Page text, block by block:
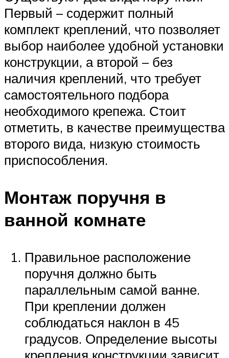
Первый – содержит полный
комплект креплений, что позволяет
выбор наиболее удобной установки
конструкции, а второй – без
наличия креплений, что требует
самостоятельного подбора
необходимого крепежа. Стоит
отметить, в качестве преимущества
второго вида, низкую стоимость
приспособления.
Монтаж поручня в
ванной комнате
Правильное расположение
поручня должно быть
параллельным самой ванне.
При креплении должен
соблюдаться наклон в 45
градусов. Определение высоты